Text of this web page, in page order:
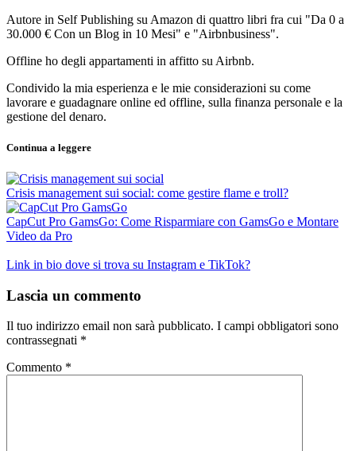
Autore in Self Publishing su Amazon di quattro libri fra cui "Da 0 a
30.000 € Con un Blog in 10 Mesi" e "Airbnbusiness".
Offline ho degli appartamenti in affitto su Airbnb.
Condivido la mia esperienza e le mie considerazioni su come
lavorare e guadagnare online ed offline, sulla finanza personale e la
gestione del denaro.
Continua a leggere
Crisis management sui social: come gestire flame e troll?
CapCut Pro GamsGo: Come Risparmiare con GamsGo e Montare
Video da Pro
Link in bio dove si trova su Instagram e TikTok?
Lascia un commento
Il tuo indirizzo email non sarà pubblicato. I campi obbligatori sono
contrassegnati *
Commento *